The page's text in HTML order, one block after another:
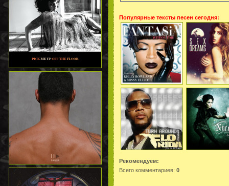
Популярные тексты песен сегодня:
Рекомендуем:
Всего комментариев: 0